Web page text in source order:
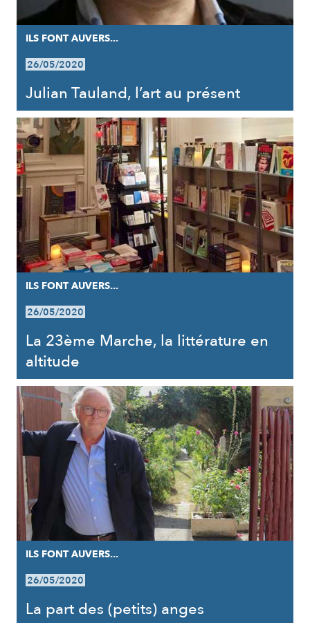
ILS FONT AUVERS...
26/05/2020
Julian Tauland, l’art au présent
ILS FONT AUVERS...
26/05/2020
La 23ème Marche, la littérature en
altitude
ILS FONT AUVERS...
26/05/2020
La part des (petits) anges